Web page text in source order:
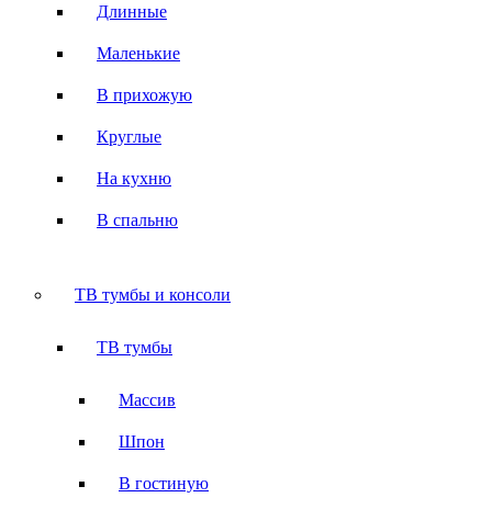
Длинные
Маленькие
В прихожую
Круглые
На кухню
В спальню
ТВ тумбы и консоли
ТВ тумбы
Массив
Шпон
В гостиную